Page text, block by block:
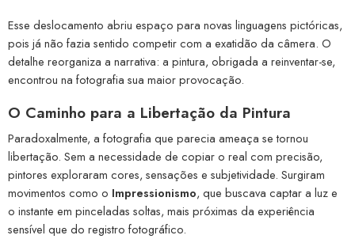
Esse deslocamento abriu espaço para novas linguagens pictóricas,
pois já não fazia sentido competir com a exatidão da câmera. O
detalhe reorganiza a narrativa: a pintura, obrigada a reinventar-se,
encontrou na fotografia sua maior provocação.
O Caminho para a Libertação da Pintura
Paradoxalmente, a fotografia que parecia ameaça se tornou
libertação. Sem a necessidade de copiar o real com precisão,
pintores exploraram cores, sensações e subjetividade. Surgiram
movimentos como o Impressionismo, que buscava captar a luz e
o instante em pinceladas soltas, mais próximas da experiência
sensível que do registro fotográfico.